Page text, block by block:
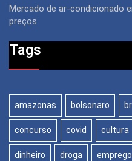
Mercado de ar-condicionado
preços
Tags
amazonas bolsonaro
concurso covid cultura
dinheiro droga emprego